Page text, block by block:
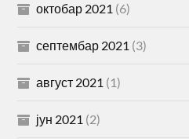
октобар 2021 (6)
септембар 2021 (3)
август 2021 (1)
јун 2021 (2)